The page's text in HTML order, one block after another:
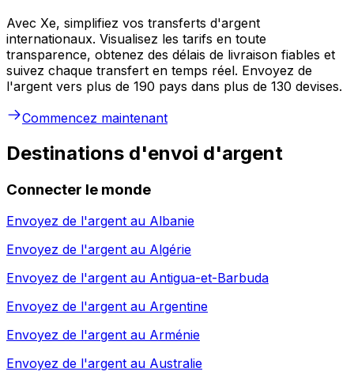
Avec Xe, simplifiez vos transferts d'argent
internationaux. Visualisez les tarifs en toute
transparence, obtenez des délais de livraison fiables et
suivez chaque transfert en temps réel. Envoyez de
l'argent vers plus de 190 pays dans plus de 130 devises.
Commencez maintenant
Destinations d'envoi d'argent
Connecter le monde
Envoyez de l'argent au Albanie
Envoyez de l'argent au Algérie
Envoyez de l'argent au Antigua-et-Barbuda
Envoyez de l'argent au Argentine
Envoyez de l'argent au Arménie
Envoyez de l'argent au Australie